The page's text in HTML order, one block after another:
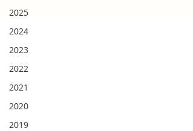
2025
2024
2023
2022
2021
2020
2019